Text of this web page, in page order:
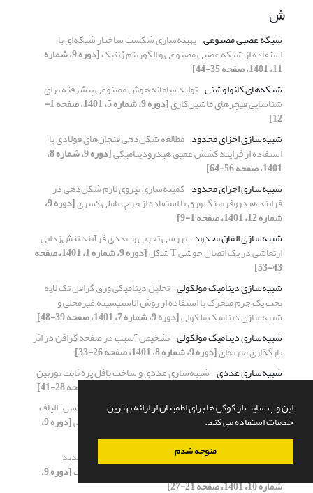
این وب سایت از کوکی ها برای اطمینان از ارائه بهترین
خدمات استفاده می کند.
متوجه شدم
ش
شبکه عصبی مصنوعی بهینه‌سازی شکست ساختار شبکه‌ای با
استفاده از شبکه عصبی مصنوعی و الگوریتم ژنتیک [دوره 9، شماره
11، 1401، صفحه 35-44]
شبکه‌های کانولوشنی تولید سامانه هوش مصنوعی پیشرفته برای
شناسایی فیچرهای ماشین‌کاری [دوره 9، شماره 5، 1401، صفحه 1-
12]
شبیه‌سازی اجزای محدود مطالعه شکل‌دهی فنجان‌های فولادی با
استفاده از فرایند کشش عمیق هیدرودینامیکی [دوره 9، شماره 8،
1401، صفحه 56-64]
شبیه‌سازی اجزای محدود کمینه‌سازی نیروی لازم شکل‌دهی در
فرایند هیدروفرمینگ ورق با استفاده از طرح عاملی کسری [دوره 9،
شماره 12، 1401، صفحه 1-9]
شبیه‌سازی المان محدود بررسی تجربی و عددی فرآیند تنش‌زدایی
ارتعاشی در یک اتصال جوشی T شکل [دوره 9، شماره 1، 1401، صفحه
43-53]
شبیه‌سازی دینامیک مولکولی تحلیل دینامیکی ورق گرافن تک لایه
تحت یک جرم متحرک با استفاده از روش الاستیسیته غیرمحلی و
شبیه‌سازی دینامیک ملکولی[دوره 9، شماره 7، 1401، صفحه 39-48]
شبیه‌سازی دینامیک مولکولی تشخیص آسیب در صفحه گرافن در اثر
بارگذاری ضربه‌ای[دوره 9، شماره 8، 1401، صفحه 26-33]
شبیه‌سازی عددی شبیه‌سازی عددی و ساخت بافل پره ثابت توربین
گاز به روش هیدروفرمینگ[دوره 9، شماره 10، 1401، صفحه 28-41]
شرایط گرمایشی ارزیابی قابلیت جذب انرژی چند لایه اپوکسی-الیاف
شیشه/آلومینیوم پس از قرارگیری در سیکل‌های گرمایشی [دوره 9،
شماره 2، 1401، صفحه 30-40]
شستشوی پیوسته طراحی، مدل‌سازی و ساخت محفظه جدید
شستشوی پیوسته فراصوتی با استفاده از تحلیل هارمونیک [دوره 9،
شماره 10، 1401، صفحه 21-27]